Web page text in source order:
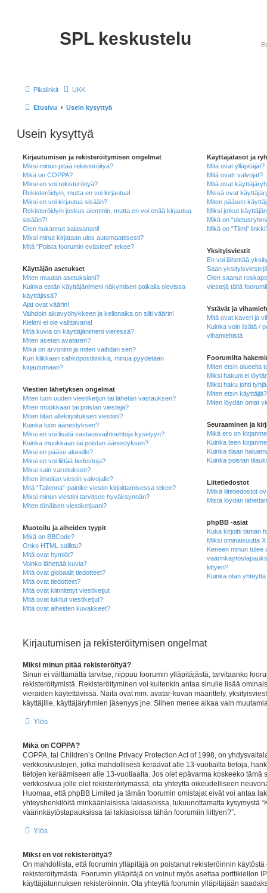
SPL keskustelu
Pikalinkit UKK
Etusivu Usein kysyttyä
Usein kysyttyä
Kirjautumisen ja rekisteröitymisen ongelmat
Miksi minun pitää rekisteröityä?
Mikä on COPPA?
Miksi en voi rekisteröityä?
Rekisteröidyin, mutta en voi kirjautua!
Miksi en voi kirjautua sisään?
Rekisteröidyin joskus aiemmin, mutta en voi enää kirjautua
sisään?!
Olen hukannut salasanani!
Miksi minut kirjataan ulos automaattisesti?
Mitä “Poista foorumin evästeet” tekee?
Käyttäjän asetukset
Miten muutan asetuksiani?
Kuinka estän käyttäjänimeni näkymisen paikalla olevissa
käyttäjissä?
Ajat ovat väärin!
Vaihdoin aikavyöhykkeen ja kellonaika on silti väärin!
Kieleni ei ole valittavana!
Mitä kuvia on käyttäjänimeni vieressä?
Miten asetan avataren?
Mikä on arvonimi ja miten vaihdan sen?
Kun klikkaan sähköpostilinkkiä, minua pyydetään
kirjautumaan?
Viestien lähetyksen ongelmat
Miten luon uuden viestiketjun tai lähetän vastauksen?
Miten muokkaan tai poistan viestejä?
Miten liitän allekirjoituksen viestiini?
Kuinka luon äänestyksen?
Miksi en voi lisätä vastausvaihtoehtoja kyselyyn?
Kuinka muokkaan tai poistan äänestyksen?
Miksi en pääse alueelle?
Miksi en voi liittää tiedostoja?
Miksi sain varoituksen?
Miten ilmoitan viestin valvojalle?
Mitä “Tallenna”-painike viestin kirjoittamisessa tekee?
Miksi minun viestini tarvitsee hyväksynnän?
Miten tönäisen viestiketjuani?
Muotoilu ja aiheiden tyypit
Mikä on BBCode?
Onko HTML sallittu?
Mitä ovat hymiöt?
Voinko lähettää kuvia?
Mitä ovat globaalit tiedotteet?
Mitä ovat tiedotteet?
Mitä ovat kiinnitetyt viestiketjut
Mitä ovat lukitut viestiketjut?
Mitä ovat aiheiden kuvakkeet?
Käyttäjätasot ja
Mitä ovat ylläpitäjät?
Mitä ovatr valvojat?
Mitä ovat
Missä ovat
Miten pääsen
Miksi jotkut
Mikä on
Mikä on “Tiimi”
Yksityisviestit
En voi lähettää
Saan
Olen saanut
viestejä tältä
Ystävät ja
Mitä ovat kaveri ja
Kuinka voin lisätä /
vihamiehistä
Foorumilta
Miten etsin alueelta
Miksi hakuni ei
Miksi haku johti
Miten etsin käyttäjiä?
Miten löydän omat
Seuraaminen ja
Mikä ero on
Kuinka teen
Kuinka tilaan
Kuinka poistan
Liitetiedostot
Mitkä liitetiedostot
Mistä löydän
phpBB -asiat
Kuka kirjoitti tämän
Miksi ominaisuutta
Keneen minun tulee
liittyen?
Kuinka otan
Kirjautumisen ja rekisteröitymisen ongelmat
Miksi minun pitää rekisteröityä?
Sinun ei välttämättä tarvitse, riippuu foorumin ylläpitäjästä, tarvitaanko
rekisteröitymistä. Rekisteröityminen voi kuitenkin antaa sinulle lisää
vieraiden käytettävissä. Näitä ovat mm. avatar-kuvan määrittely,
käyttäjille, käyttäjäryhmien jäsenyys jne. Siihen menee aikaa vain
Ylös
Mikä on COPPA?
COPPA, tai Children’s Online Privacy Protection Act of 1998, on
verkkosivustojen, jotka mahdollisesti keräävät alle 13-vuotiailta tietoja,
tietojen keräämiseen alle 13-vuotiaalta. Jos olet epävarma koskeeko tämä
verkkosivua jolle olet rekisteröitymässä, ota yhteyttä oikeudelliseen
Huomaa, että phpBB Limited ja tämän foorumin omistajat eivät voi antaa
yhteyshenkilöitä minkäänlaisissa lakiasioissa, lukuunottamatta kysymystä
väärinkäytöstapauksissa tai lakiasioissa tähän foorumiin liittyen?”.
Ylös
Miksi en voi rekisteröityä?
On mahdollista, että foorumin ylläpitäjä on poistanut rekisteröinnin
rekisteröitymästä. Foorumin ylläpitäjä on voinut myös asettaa porttikiellon
käyttäjätunnuksen rekisteröinnin. Ota yhteyttä foorumin ylläpitäjään